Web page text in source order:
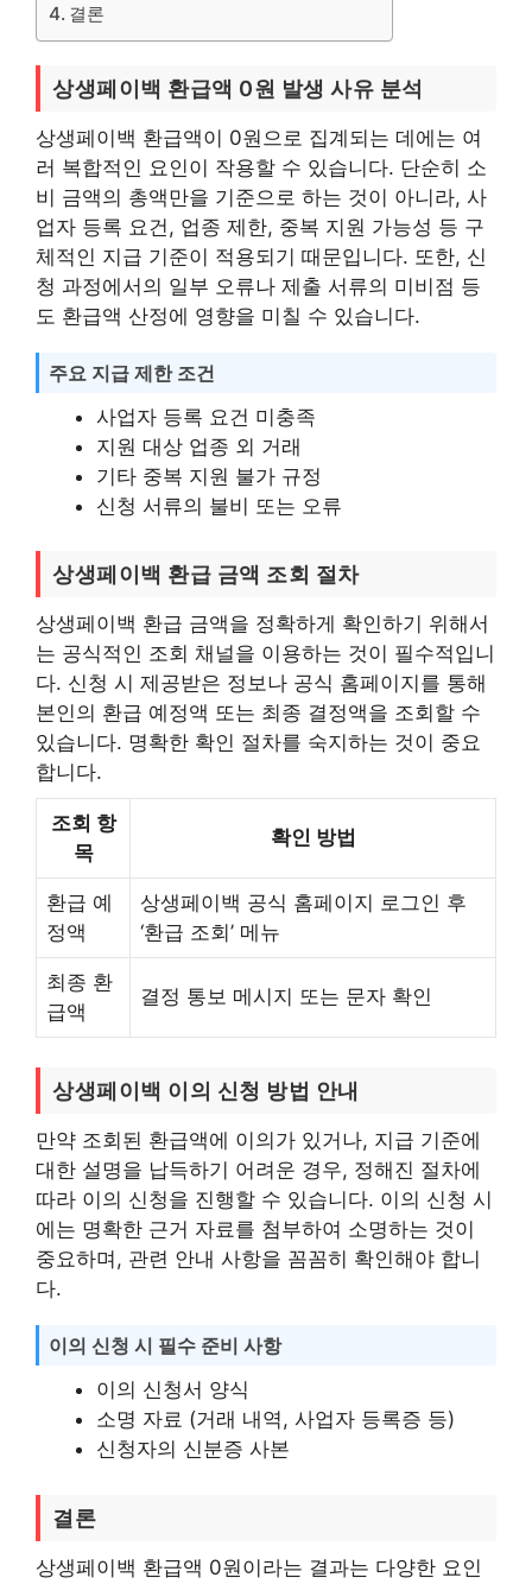
결론
상생페이백 환급액 0원 발생 사유 분석
상생페이백 환급액이 0원으로 집계되는 데에는 여
러 복합적인 요인이 작용할 수 있습니다. 단순히 소
비 금액의 총액만을 기준으로 하는 것이 아니라, 사
업자 등록 요건, 업종 제한, 중복 지원 가능성 등 구
체적인 지급 기준이 적용되기 때문입니다. 또한, 신
청 과정에서의 일부 오류나 제출 서류의 미비점 등
도 환급액 산정에 영향을 미칠 수 있습니다.
주요 지급 제한 조건
사업자 등록 요건 미충족
지원 대상 업종 외 거래
기타 중복 지원 불가 규정
신청 서류의 불비 또는 오류
상생페이백 환급 금액 조회 절차
상생페이백 환급 금액을 정확하게 확인하기 위해서
는 공식적인 조회 채널을 이용하는 것이 필수적입니
다. 신청 시 제공받은 정보나 공식 홈페이지를 통해
본인의 환급 예정액 또는 최종 결정액을 조회할 수
있습니다. 명확한 확인 절차를 숙지하는 것이 중요
합니다.
조회 항
목
확인 방법
환급 예
정액
상생페이백 공식 홈페이지 로그인 후
‘환급 조회’ 메뉴
최종 환
급액
결정 통보 메시지 또는 문자 확인
상생페이백 이의 신청 방법 안내
만약 조회된 환급액에 이의가 있거나, 지급 기준에
대한 설명을 납득하기 어려운 경우, 정해진 절차에
따라 이의 신청을 진행할 수 있습니다. 이의 신청 시
에는 명확한 근거 자료를 첨부하여 소명하는 것이
중요하며, 관련 안내 사항을 꼼꼼히 확인해야 합니
다.
이의 신청 시 필수 준비 사항
이의 신청서 양식
소명 자료 (거래 내역, 사업자 등록증 등)
신청자의 신분증 사본
결론
상생페이백 환급액 0원이라는 결과는 다양한 요인